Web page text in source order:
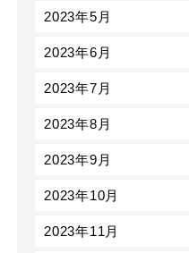
2023年5月
2023年6月
2023年7月
2023年8月
2023年9月
2023年10月
2023年11月